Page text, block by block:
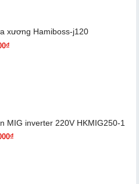
xương Hamiboss-j120
MIG inverter 220V HKMIG250-1